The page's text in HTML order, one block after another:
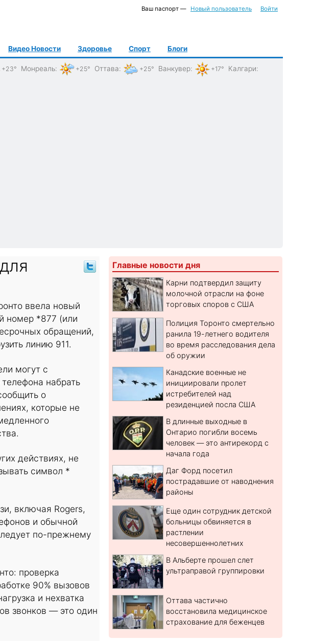
Ваш паспорт — Новый пользователь Войти
Видео Новости Здоровье Спорт Блоги
+23° Монреаль: +25° Оттава: +25° Ванкувер: +17° Калгари:
ввела новый
номер *877 (или
обращений,
линию 911.
могут с
набрать
о
которые не
действиях, не
символ *
включая Rogers,
и обычной
по-прежнему
проверка
90% вызовов
и нехватка
звонков — это один
Главные новости дня
Карни подтвердил защиту
молочной отрасли на фоне
торговых споров с США
Полиция Торонто смертельно
ранила 19-летнего водителя
во время расследования дела
об оружии
Канадские военные не
инициировали пролет
истребителей над
резиденцией посла США
В длинные выходные в
Онтарио погибли восемь
человек — это антирекорд с
начала года
Даг Форд посетил
пострадавшие от наводнения
районы
Еще один сотрудник детской
больницы обвиняется в
растлении
несовершеннолетних
В Альберте прошел слет
ультраправой группировки
Оттава частично
восстановила медицинское
страхование для беженцев